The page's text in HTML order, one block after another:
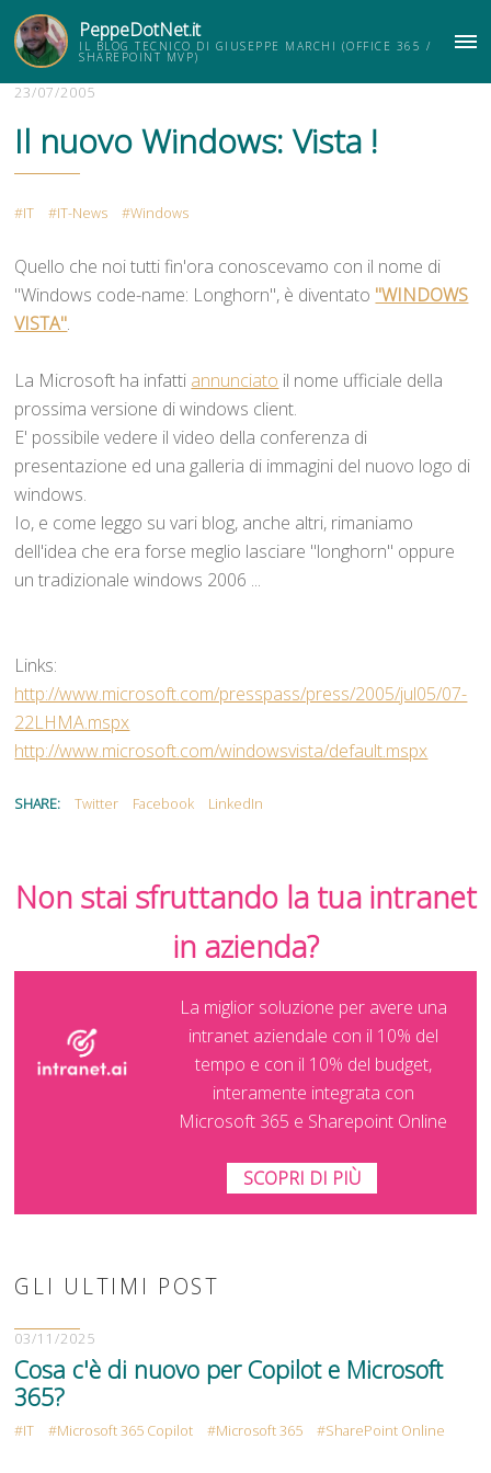
PeppeDotNet.it
IL BLOG TECNICO DI GIUSEPPE MARCHI (OFFICE 365 /
SHAREPOINT MVP)
23/07/2005
Il nuovo Windows: Vista !
IT IT-News Windows
Quello che noi tutti fin'ora conoscevamo con il nome di
"Windows code-name: Longhorn", è diventato "WINDOWS
VISTA".
La Microsoft ha infatti annunciato il nome ufficiale della
prossima versione di windows client.
E' possibile vedere il video della conferenza di
presentazione ed una galleria di immagini del nuovo logo di
windows.
Io, e come leggo su vari blog, anche altri, rimaniamo
dell'idea che era forse meglio lasciare "longhorn" oppure
un tradizionale windows 2006 ...
Links:
http://www.microsoft.com/presspass/press/2005/jul05/07-
22LHMA.mspx
http://www.microsoft.com/windowsvista/default.mspx
SHARE: Twitter Facebook LinkedIn
Non stai sfruttando la tua intranet
in azienda?
La miglior soluzione per avere una
intranet aziendale con il 10% del
tempo e con il 10% del budget,
interamente integrata con
Microsoft 365 e Sharepoint Online
SCOPRI DI PIÙ
GLI ULTIMI POST
03/11/2025
Cosa c'è di nuovo per Copilot e Microsoft
365?
IT Microsoft 365 Copilot Microsoft 365 SharePoint Online